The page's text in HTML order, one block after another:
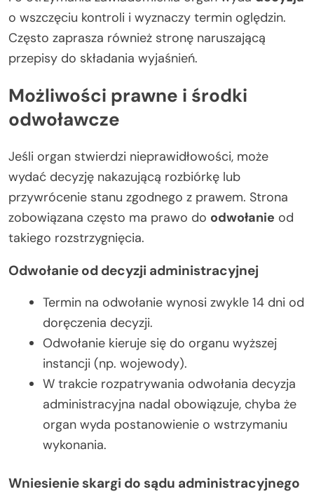
o wszczęciu kontroli i wyznaczy termin oględzin.
Często zaprasza również stronę naruszającą
przepisy do składania wyjaśnień.
Możliwości prawne i środki
odwoławcze
Jeśli organ stwierdzi nieprawidłowości, może
wydać decyzję nakazującą rozbiórkę lub
przywrócenie stanu zgodnego z prawem. Strona
zobowiązana często ma prawo do odwołanie od
takiego rozstrzygnięcia.
Odwołanie od decyzji administracyjnej
Termin na odwołanie wynosi zwykle 14 dni od
doręczenia decyzji.
Odwołanie kieruje się do organu wyższej
instancji (np. wojewody).
W trakcie rozpatrywania odwołania decyzja
administracyjna nadal obowiązuje, chyba że
organ wyda postanowienie o wstrzymaniu
wykonania.
Wniesienie skargi do sądu administracyjnego